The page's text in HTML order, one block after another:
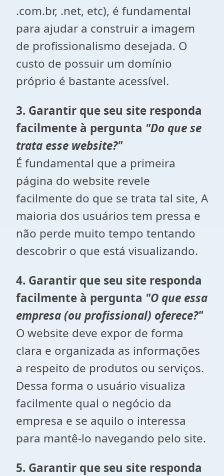
.com.br, .net, etc), é fundamental
para ajudar a construir a imagem
de profissionalismo desejada. O
custo de possuir um domínio
próprio é bastante acessível.
3. Garantir que seu site responda
facilmente à pergunta "Do que se
trata esse website?"
É fundamental que a primeira
página do website revele
facilmente do que se trata tal site, A
maioria dos usuários tem pressa e
não perde muito tempo tentando
descobrir o que está visualizando.
4. Garantir que seu site responda
facilmente à pergunta "O que essa
empresa (ou profissional) oferece?"
O website deve expor de forma
clara e organizada as informações
a respeito de produtos ou serviços.
Dessa forma o usuário visualiza
facilmente qual o negócio da
empresa e se aquilo o interessa
para mantê-lo navegando pelo site.
5. Garantir que seu site responda